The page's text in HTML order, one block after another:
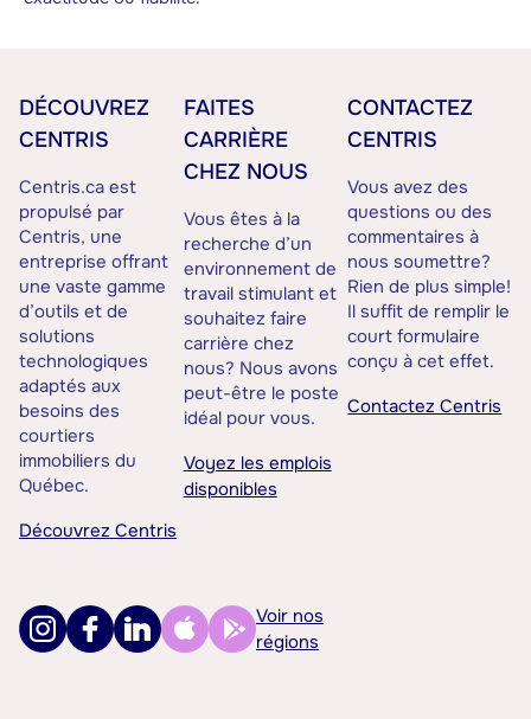
DÉCOUVREZ
CENTRIS
Centris.ca est
propulsé par
Centris, une
entreprise offrant
une vaste gamme
d’outils et de
solutions
technologiques
adaptés aux
besoins des
courtiers
immobiliers du
Québec.
Découvrez Centris
FAITES
CARRIÈRE
CHEZ NOUS
Vous êtes à la
recherche d’un
environnement de
travail stimulant et
souhaitez faire
carrière chez
nous? Nous avons
peut-être le poste
idéal pour vous.
Voyez les emplois
disponibles
CONTACTEZ
CENTRIS
Vous avez des
questions ou des
commentaires à
nous soumettre?
Rien de plus simple!
Il suffit de remplir le
court formulaire
conçu à cet effet.
Contactez Centris
Voir nos
régions